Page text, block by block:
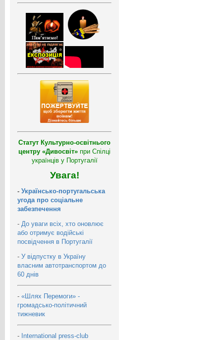
Статут Культурно-освітнього
центру «Дивосвіт» при Спілці
українців у Португалії
Увага!
- Українсько-португальська
угода про соціальне
забезпечення
- До уваги всіх, хто оновлює
або отримує водійські
посвідчення в Португалії
- У відпустку в Україну
власним автотранспортом до
60 днів
- «Шлях Перемоги» -
громадсько-політичний
тижневик
- International press-club